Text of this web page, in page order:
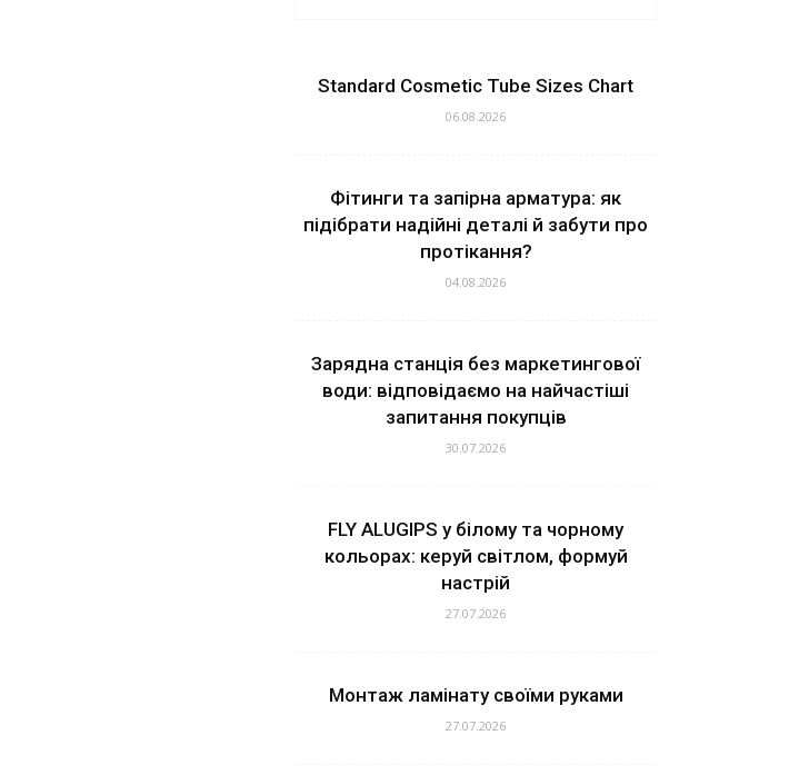
Standard Cosmetic Tube Sizes Chart
06.08.2026
Фітинги та запірна арматура: як
підібрати надійні деталі й забути про
протікання?
04.08.2026
Зарядна станція без маркетингової
води: відповідаємо на найчастіші
запитання покупців
30.07.2026
FLY ALUGIPS у білому та чорному
кольорах: керуй світлом, формуй
настрій
27.07.2026
Монтаж ламінату своїми руками
27.07.2026